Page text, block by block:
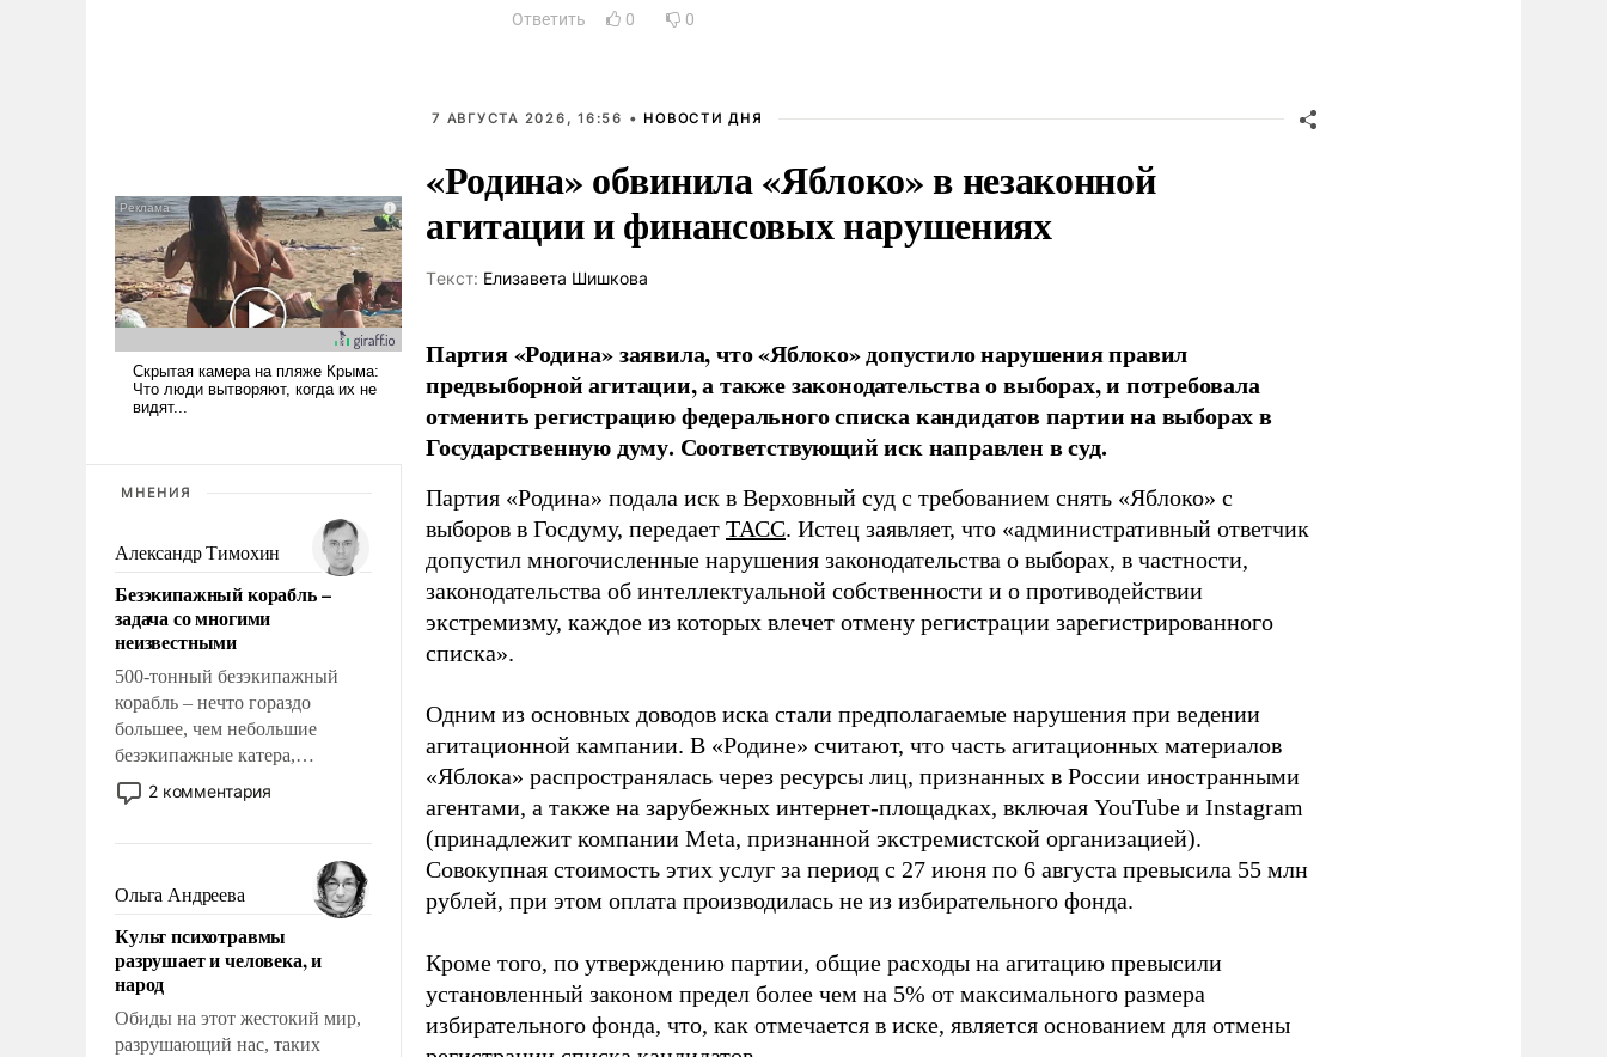
МНЕНИЯ
Александр Тимохин
Безэкипажный корабль –
задача со многими
неизвестными
500-тонный безэкипажный
корабль – нечто гораздо
большее, чем небольшие
безэкипажные катера,
применение которых уже
стало обыденностью. Задача по
сложна и амбициозна. Однако
и ее реализация радикально
поднимет наши боевые
возможности.
2 комментария
Ольга Андреева
Культ психотравмы
разрушает и человека, и
народ
Обиды на этот жестокий мир,
разрушающий нас, таких
Ответить
0 0
7 АВГУСТА 2026, 16:56 • НОВОСТИ ДНЯ
«Родина» обвинила «Яблоко» в незаконной
агитации и финансовых нарушениях
Tекст: Елизавета Шишкова
Партия «Родина» заявила, что «Яблоко» допустило нарушения правил
предвыборной агитации, а также законодательства о выборах, и потребовала
отменить регистрацию федерального списка кандидатов партии на выборах в
Государственную думу. Соответствующий иск направлен в суд.
Партия «Родина» подала иск в Верховный суд с требованием снять «Яблоко» с
выборов в Госдуму, передает ТАСС. Истец заявляет, что «административный ответчик
допустил многочисленные нарушения законодательства о выборах, в частности,
законодательства об интеллектуальной собственности и о противодействии
экстремизму, каждое из которых влечет отмену регистрации зарегистрированного
списка».
Одним из основных доводов иска стали предполагаемые нарушения при ведении
агитационной кампании. В «Родине» считают, что часть агитационных материалов
«Яблока» распространялась через ресурсы лиц, признанных в России иностранными
агентами, а также на зарубежных интернет-площадках, включая YouTube и Instagram
(принадлежит компании Meta, признанной экстремистской организацией).
Совокупная стоимость этих услуг за период с 27 июня по 6 августа превысила 55 млн
рублей, при этом оплата производилась не из избирательного фонда.
Кроме того, по утверждению партии, общие расходы на агитацию превысили
установленный законом предел более чем на 5% от максимального размера
избирательного фонда, что, как отмечается в иске, является основанием для отмены